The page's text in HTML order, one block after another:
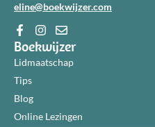
eline@boekwijzer.com
Boekwijzer
Lidmaatschap
Tips
Blog
Online Lezingen